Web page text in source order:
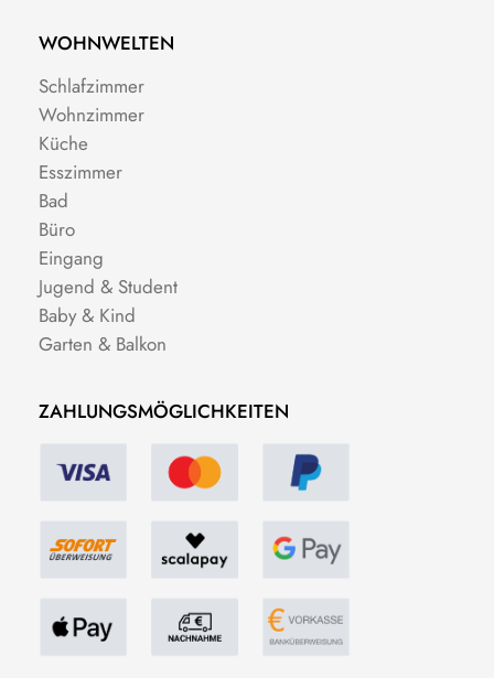
WOHNWELTEN
Schlafzimmer
Wohnzimmer
Küche
Esszimmer
Bad
Büro
Eingang
Jugend & Student
Baby & Kind
Garten & Balkon
ZAHLUNGSMÖGLICHKEITEN